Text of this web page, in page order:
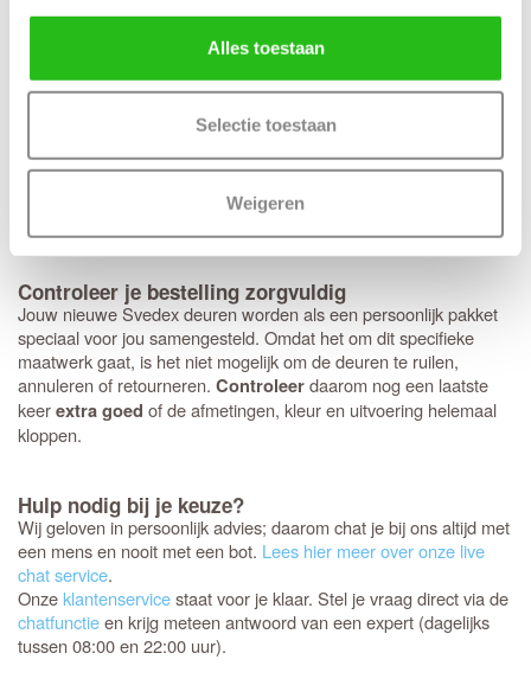
Alles toestaan
Selectie toestaan
Weigeren
ook voor andere merken kiezen. Heb je een voorkeur voor een
strakke look met minirozetten in plaats van een standaard rond of
vierkant rozet? Dan bereiden we dit graag direct voor je voor.
Houd er wel rekening mee dat deze specifieke fabrieksboring
met minirozet. Mooie bijpassende zwarte deurkrukken speciaal
Black on White-seriezijn de Svedex
Controleer je bestelling zorgvuldig
Jouw nieuwe Svedex deuren worden als een persoonlijk pakket
speciaal voor jou samengesteld. Omdat het om dit specifieke
maatwerk gaat, is het niet mogelijk om de deuren te ruilen,
annuleren of retourneren. Controleerdaarom nog een laatste
keerextra goed of de afmetingen, kleur en uitvoering helemaal
kloppen.
Hulp nodig bij je keuze?
Wij geloven in persoonlijk advies; daarom chat je bij ons altijd met
een mens en nooit met een bot. Lees hier meer over onze live
chat service.
Onzeklantenservicestaat voor je klaar. Stel je vraag direct via de
chatfunctieen krijg meteen antwoord van een expert (dagelijks
tussen 08:00 en 22:00 uur).